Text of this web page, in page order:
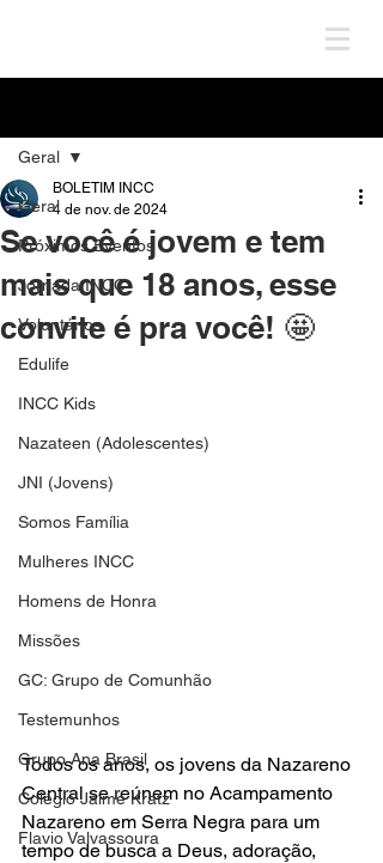
Geral
Próximos Eventos
Jornada INCC
Voluntários
Edulife
INCC Kids
Nazateen (Adolescentes)
JNI (Jovens)
Somos Família
Mulheres INCC
Homens de Honra
Missões
GC: Grupo de Comunhão
Testemunhos
Grupo Ana Brasil
Colégio Jaime Kratz
Flavio Valvassoura
Geral
Se você é jovem e tem
mais que 18 anos, esse
convite é pra você! 🤩
BOLETIM INCC
4 de nov. de 2024
Todos os anos, os jovens da Nazareno
Central se reúnem no Acampamento
Nazareno em Serra Negra para um
tempo de busca a Deus, adoração,